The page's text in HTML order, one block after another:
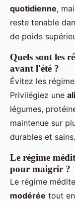
quotidienne,
reste tenable
de poids
Quels sont les
avant l'été ?
Évitez les
Privilégiez une
légumes,
maintenue sur
durables et sains.
Le régime
pour maigrir ?
Le régime
modérée tout